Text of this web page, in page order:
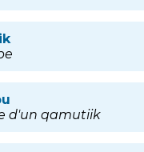
d'un qamutiik